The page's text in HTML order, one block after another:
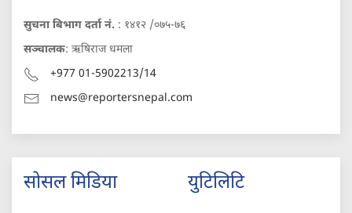
सुचना बिभाग दर्ता नं. : १४१२ /०७५-७६
सञ्चालक: ऋषिराज धमला
+977 01-5902213/14
news@reportersnepal.com
सोसल मिडिया युटिलिटि